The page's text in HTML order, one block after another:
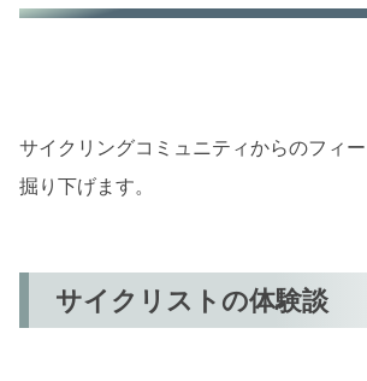
サイクリングコミュニティからのフィ
掘り下げます。
サイクリストの体験談